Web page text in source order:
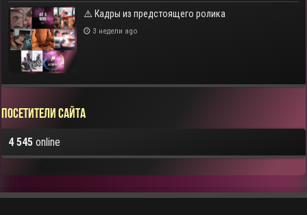
⚠️ Кадры из предстоящего ролика
3 недели ago
Посетители сайта
4 545 online